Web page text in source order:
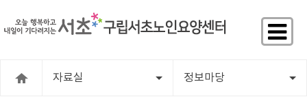
자료실 정보마당